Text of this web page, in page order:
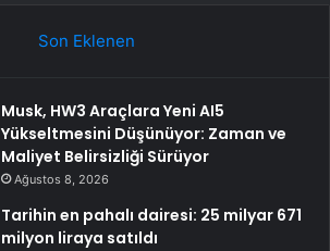
Son Eklenen
Musk, HW3 Araçlara Yeni AI5
Yükseltmesini Düşünüyor: Zaman ve
Maliyet Belirsizliği Sürüyor
Ağustos 8, 2026
Tarihin en pahalı dairesi: 25 milyar 671
milyon liraya satıldı